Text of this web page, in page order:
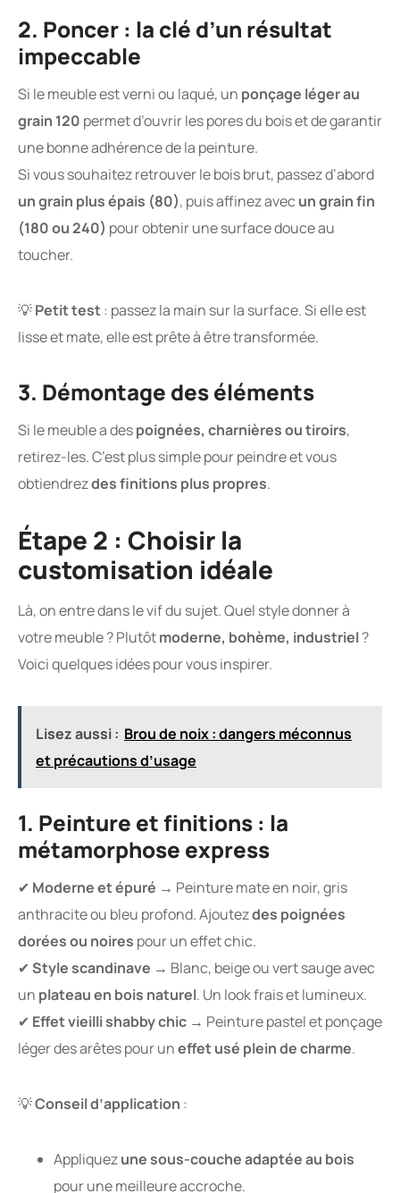
2. Poncer : la clé d’un résultat
impeccable
Si le meuble est verni ou laqué, un ponçage léger au
grain 120 permet d’ouvrir les pores du bois et de garantir
une bonne adhérence de la peinture.
Si vous souhaitez retrouver le bois brut, passez d’abord
un grain plus épais (80), puis affinez avec un grain fin
(180 ou 240) pour obtenir une surface douce au
toucher.
💡Petit test: passez la main sur la surface. Si elle est
lisse et mate, elle est prête à être transformée.
3. Démontage des éléments
Si le meuble a despoignées, charnières ou tiroirs,
retirez-les. C’est plus simple pour peindre et vous
obtiendrezdes finitions plus propres.
Étape 2 : Choisir la
customisation idéale
Là, on entre dans le vif du sujet. Quel style donner à
votre meuble ? Plutôtmoderne, bohème, industriel?
Voici quelques idées pour vous inspirer.
Lisez aussi : Brou de noix : dangers méconnus
et précautions d’usage
1. Peinture et finitions : la
métamorphose express
✔ Moderne et épuré → Peinture mate en noir, gris
anthracite ou bleu profond. Ajoutezdes poignées
dorées ou noires pour un effet chic.
✔ Style scandinave → Blanc, beige ou vert sauge avec
un plateau en bois naturel. Un look frais et lumineux.
✔ Effet vieilli shabby chic → Peinture pastel et ponçage
léger des arêtes pour uneffet usé plein de charme.
💡Conseil d’application :
Appliquezune sous-couche adaptée au bois
pour une meilleure accroche.